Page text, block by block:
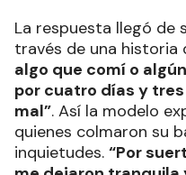
La respuesta llegó de
través de una historia
algo que comí o
por cuatro días y
mal”. Así la modelo
quienes colmaron su
inquietudes. “Por